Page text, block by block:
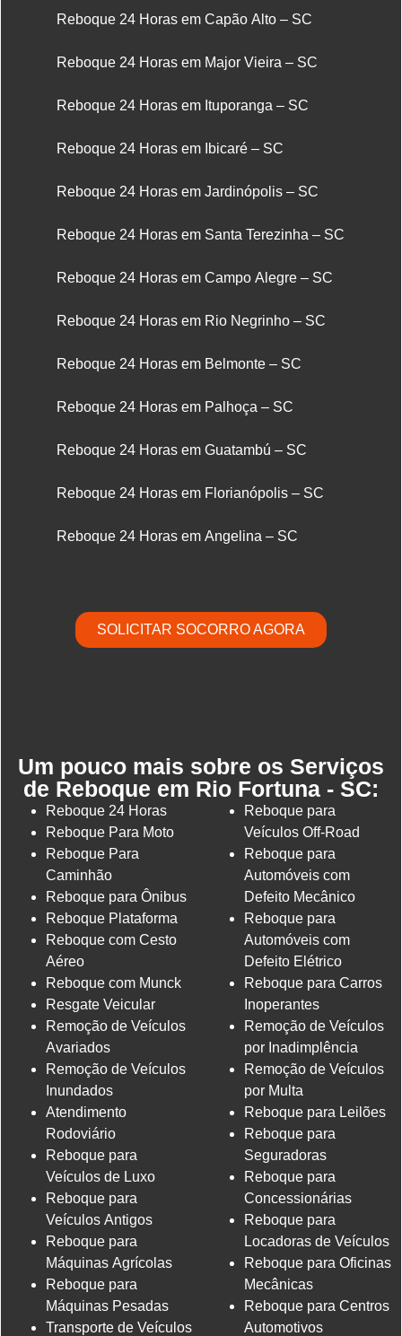
Reboque 24 Horas em Capão Alto – SC
Reboque 24 Horas em Major Vieira – SC
Reboque 24 Horas em Ituporanga – SC
Reboque 24 Horas em Ibicaré – SC
Reboque 24 Horas em Jardinópolis – SC
Reboque 24 Horas em Santa Terezinha – SC
Reboque 24 Horas em Campo Alegre – SC
Reboque 24 Horas em Rio Negrinho – SC
Reboque 24 Horas em Belmonte – SC
Reboque 24 Horas em Palhoça – SC
Reboque 24 Horas em Guatambú – SC
Reboque 24 Horas em Florianópolis – SC
Reboque 24 Horas em Angelina – SC
SOLICITAR SOCORRO AGORA
Um pouco mais sobre os Serviços
de Reboque em Rio Fortuna - SC:
Reboque 24 Horas
Reboque Para Moto
Reboque Para
Caminhão
Reboque para Ônibus
Reboque Plataforma
Reboque com Cesto
Aéreo
Reboque com Munck
Resgate Veicular
Remoção de Veículos
Avariados
Remoção de Veículos
Inundados
Atendimento
Rodoviário
Reboque para
Veículos de Luxo
Reboque para
Veículos Antigos
Reboque para
Máquinas Agrícolas
Reboque para
Máquinas Pesadas
Transporte de Veículos
Reboque para
Veículos Off-Road
Reboque para
Automóveis com
Defeito Mecânico
Reboque para
Automóveis com
Defeito Elétrico
Reboque para Carros
Inoperantes
Remoção de Veículos
por Inadimplência
Remoção de Veículos
por Multa
Reboque para Leilões
Reboque para
Seguradoras
Reboque para
Concessionárias
Reboque para
Locadoras de Veículos
Reboque para Oficinas
Mecânicas
Reboque para Centros
Automotivos